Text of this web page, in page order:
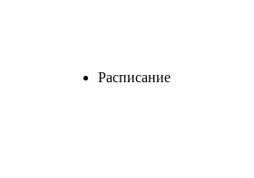
Расписание